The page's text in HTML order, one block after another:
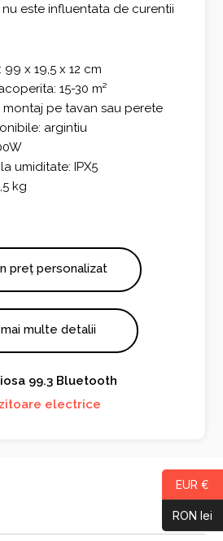
este influentata de curentii
99 x 19,5 x 12 cm
15-30 m²
montaj pe tavan sau perete
argintiu
umiditate: IPX5
kg
preț personalizat
multe detalii
99.3 Bluetooth
electrice
EUR €
RON lei